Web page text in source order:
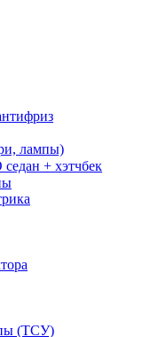
лампы)
+ хэтчбек
(ТСУ)